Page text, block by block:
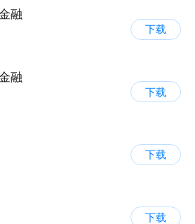
融
下载
融
下载
下载
下载